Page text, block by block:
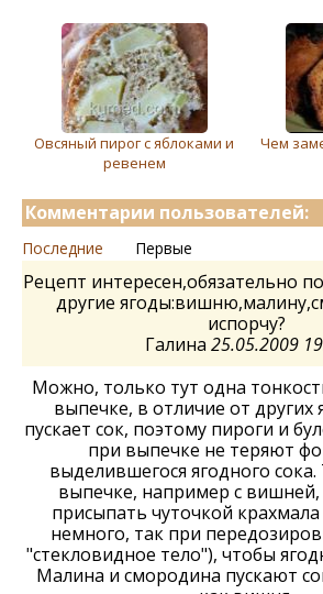
Овсяный пирог с яблоками и
ревенем
Чем
Комментарии пользователей:
Последние Первые
Рецепт интересен,обязательно
другие
испорчу?
Галина 25.05.2009
Можно, только тут одна
выпечке, в отличие от других
пускает сок, поэтому пироги и
при выпечке не теряют
выделившегося ягодного
выпечке, например с
присыпать чуточкой
немного, так при
"стекловидное тело"), чтобы
Малина и смородина пускают